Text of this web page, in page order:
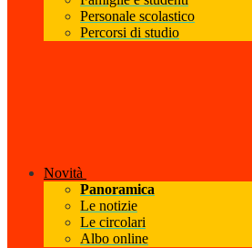
Personale scolastico
Percorsi di studio
Novità
Panoramica
Le notizie
Le circolari
Albo online